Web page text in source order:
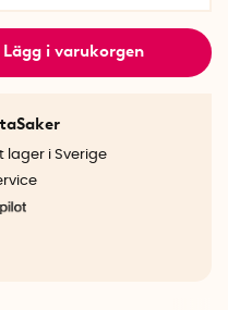
Lägg i varukorgen
lager i Sverige